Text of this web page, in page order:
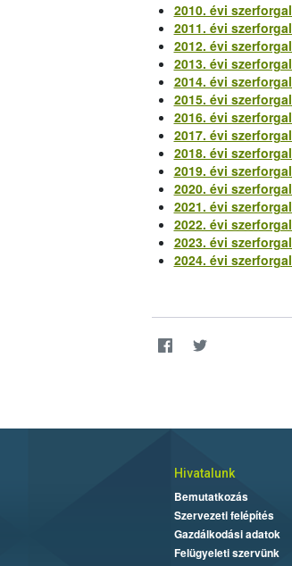
2010. évi
2011. évi
2012. évi
2013. évi
2014. évi
2015. évi
2016. évi
2017. évi
2018. évi
2019. évi
2020. évi
2021. évi
2022. évi
2023. évi
2024. évi
Hivatalunk
Bemutatkozás
Szervezeti felépítés
Gazdálkodási adatok
Felügyeleti szervünk